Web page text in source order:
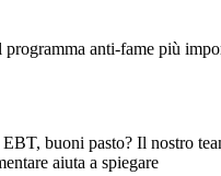
anti-fame più
buoni pasto? Il nostro
aiuta a spiegare